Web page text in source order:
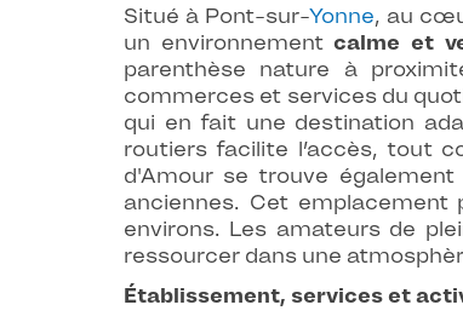
Situé à Pont-sur-Yonne, au
un environnementcalme et
parenthèse nature à
commerces et services du
qui en fait une destination
routiers facilite l’accès, tout
d'Amour se trouve
anciennes. Cet
environs. Les amateurs de
ressourcer dans une
Établissement, services et